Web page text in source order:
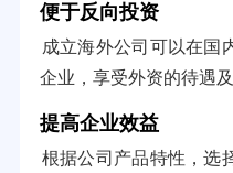
便于反向投资
成立海外公司可以在国
企业，享受外资的待遇
提高企业效益
根据公司产品特性，选